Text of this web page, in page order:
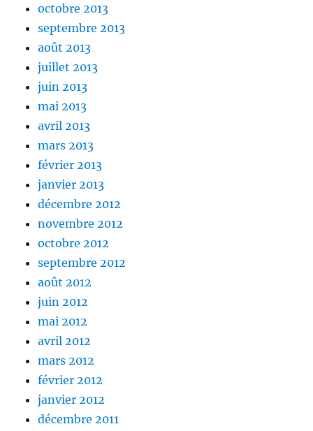
octobre 2013
septembre 2013
août 2013
juillet 2013
juin 2013
mai 2013
avril 2013
mars 2013
février 2013
janvier 2013
décembre 2012
novembre 2012
octobre 2012
septembre 2012
août 2012
juin 2012
mai 2012
avril 2012
mars 2012
février 2012
janvier 2012
décembre 2011